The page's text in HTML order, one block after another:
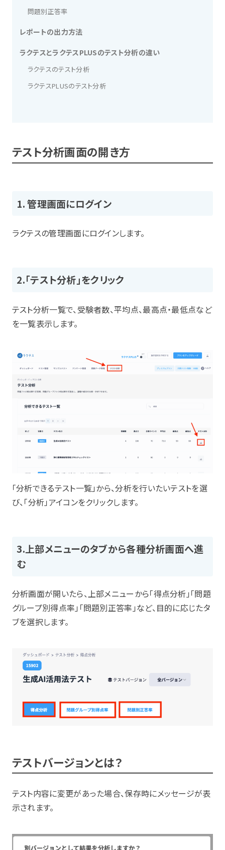
問題別正答率
レポートの出力方法
ラクテスとラクテスPLUSのテスト分析の違い
ラクテスのテスト分析
ラクテスPLUSのテスト分析
テスト分析画面の開き方
1. 管理画面にログイン
ラクテスの管理画面にログインします。
2.「テスト分析」をクリック
テスト分析一覧で、受験者数、平均点、最高点・最低点など
を一覧表示します。
「分析できるテスト一覧」から、分析を行いたいテストを選
び、「分析」アイコンをクリックします。
3.上部メニューのタブから各種分析画面へ進
む
分析画面が開いたら、上部メニューから「得点分析」「問題
グループ別得点率」「問題別正答率」など、目的に応じたタ
ブを選択します。
テストバージョンとは？
テスト内容に変更があった場合、保存時にメッセージが表
示されます。